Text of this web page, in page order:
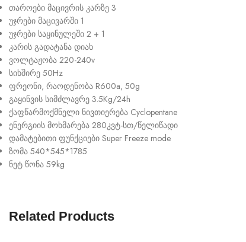
თაროები მაცივრის კარზე 3
უჯრები მაცივარში 1
უჯრები საყინულეში 2 + 1
კარის გადატანა დიახ
ვოლტაჟობა 220-240v
სიხშირე 50Hz
ფრეონი, რაოდენობა R600a, 50g
გაყინვის სიმძლავრე 3.5Kg/24h
ქაფწარმოქმნელი ნივთიერება Cyclopentane
ენერგიის მოხმარება 280კვტ-სთ/წელიწადი
დამატებითი ფუნქციები Super Freeze mode
ზომა 540*545*1785
ნეტ წონა 59kg
Related Products